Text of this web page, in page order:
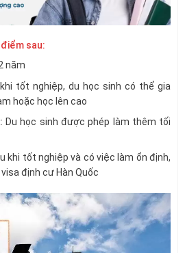
sau:
năm
tốt nghiệp, du học sinh có thể gia
hoặc học lên cao
Du học sinh được phép làm thêm tối
khi tốt nghiệp và có việc làm ổn định,
định cư Hàn Quốc